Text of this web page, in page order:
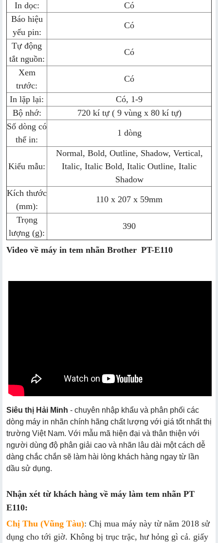
In dọc:
Có
Báo hiệu
yếu pin:
Có
Tự động
tắt nguồn:
Có
Xem
trước:
Có
In lặp lại:
Có, 1-9
Bộ nhớ:
720 kí tự ( 9 vùng x 80 kí tự)
Số dòng có
thể in:
1 dòng
Kiểu mẫu:
Normal, Bold, Outline, Shadow, Vertical,
Italic, Italic Bold, Italic Outline, Italic
Shadow
Kích thước
(mm):
110 x 207 x 59mm
Trọng
lượng (g):
390
Video về máy in tem nhãn Brother PT-E110
Siêu thị Hải Minh - chuyên nhập khẩu và phân phối các
dòng máy in nhãn chính hãng chất lượng với giá tốt nhất thị
trường Việt Nam. Với mẫu mã hiện đại và thân thiện với
người dùng độ phân giải cao và nhãn lâu dài một cách dễ
dàng chắc chắn sẽ làm hài lòng khách hàng ngay từ lần
dầu sử dụng.
Nhận xét từ khách hàng về máy làm tem nhãn PT
E110:
Chị Thu (Vũng Tàu): Chị mua máy này từ năm 2018 sử
dụng cho tới giờ. Không bị trục trặc, hư hỏng gì cả. giấy